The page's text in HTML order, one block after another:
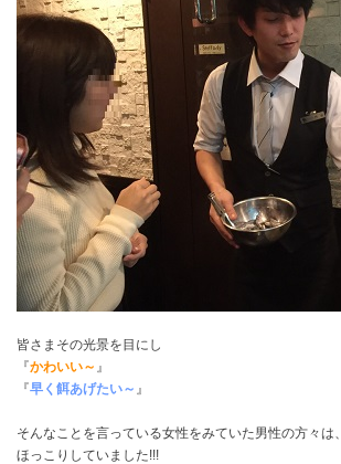
皆さまその光景を目にし
『かわいい～ 』
『早く餌あげたい～ 』
そんなことを言っている女性をみていた男性の方々は、
ほっこりしていました!!!